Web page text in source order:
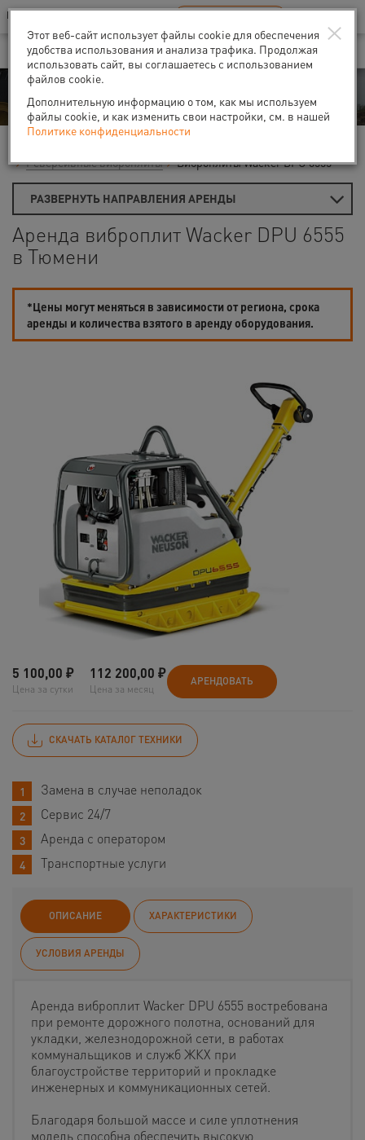
Ваш город:Тюмень
В Вашем регионе нет наших офисов RU EN
Аренда
Реверсивные виброплиты
Виброплиты Wacker DPU 6555
РАЗВЕРНУТЬ НАПРАВЛЕНИЯ АРЕНДЫ
Аренда виброплит Wacker DPU 6555
в Тюмени
*Цены могут меняться в зависимости от региона, срока
аренды и количества взятого в аренду оборудования.
5 100,00 ₽
Цена за сутки
112 200,00 ₽
Цена за месяц
АРЕНДОВАТЬ
СКАЧАТЬ КАТАЛОГ ТЕХНИКИ
Замена в случае неполадок
Сервис 24/7
Аренда с оператором
Транспортные услуги
ОПИСАНИЕ ХАРАКТЕРИСТИКИ
УСЛОВИЯ АРЕНДЫ
Аренда виброплит Wacker DPU 6555 востребована
при ремонте дорожного полотна, оснований для
укладки, железнодорожной сети, в работах
коммунальщиков и служб ЖКХ при
благоустройстве территорий и прокладке
инженерных и коммуникационных сетей.
Благодаря большой массе и силе уплотнения
модель способна обеспечить высокую
×
Этот веб-сайт использует файлы cookie для обеспечения
удобства использования и анализа трафика. Продолжая
использовать сайт, вы соглашаетесь с использованием
файлов cookie.
Дополнительную информацию о том, как мы используем
файлы cookie, и как изменить свои настройки, см. в нашей
Политике конфиденциальности